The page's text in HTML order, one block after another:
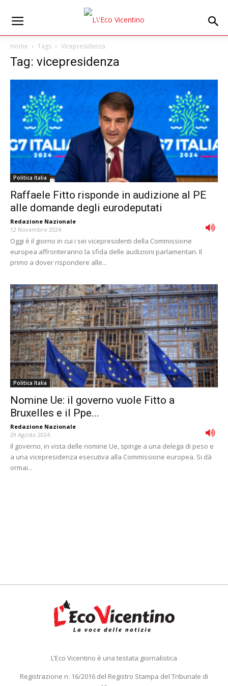
Home Tags Vicepresidenza
Tag: vicepresidenza
Politica Italia
Raffaele Fitto risponde in audizione al PE
alle domande degli eurodeputati
Redazione Nazionale -
12 Novembre 2024
Oggi è il giorno in cui i sei vicepresidenti della Commissione
europea affronteranno la sfida delle audizioni parlamentari. Il
primo a dover rispondere alle...
Politica Italia
Nomine Ue: il governo vuole Fitto a
Bruxelles e il Ppe...
Redazione Nazionale -
29 Agosto 2024
Il governo, in vista delle nomine Ue, spinge a una delega di peso e
a una vicepresidenza esecutiva alla Commissione europea. Si dà
ormai...
L’Eco Vicentino è una testata giornalistica
Registrazione n. 16/2016 del Registro Stampa del Tribunale di